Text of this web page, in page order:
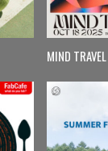
MIND TRAVEL